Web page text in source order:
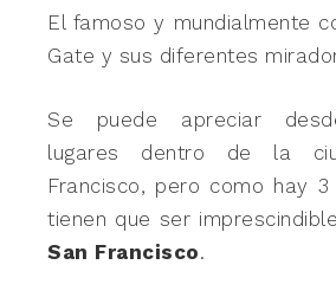
El famoso y mundialmente
Gate y sus diferentes
Se puede apreciar
lugares dentro de la
Francisco, pero como hay
tienen que ser
San Francisco.